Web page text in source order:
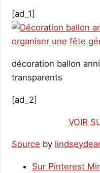
[ad_1]
décoration ballon
transparents
[ad_2]
VOIR
Source by
Sur Pinterest